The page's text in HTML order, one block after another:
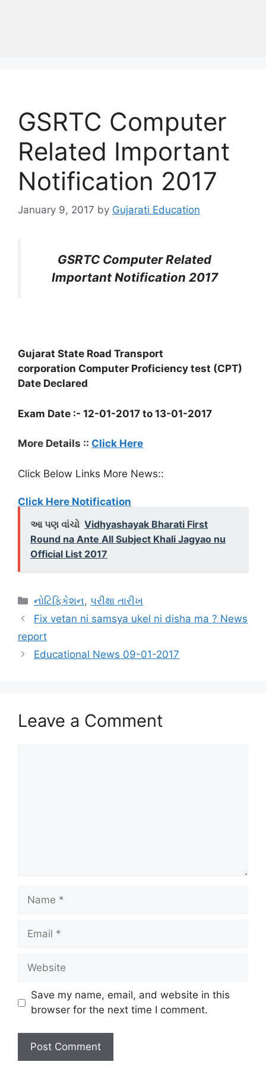
GSRTC Computer
Related Important
Notification 2017
January 9, 2017 by Gujarati Education
GSRTC Computer Related
Important Notification 2017
Gujarat State Road Transport
corporation Computer Proficiency test (CPT)
Date Declared
Exam Date :- 12-01-2017 to 13-01-2017
More Details :: Click Here
Click Below Links More News::
Click Here Notification
આ પણ વાંચો Vidhyashayak Bharati First
Round na Ante All Subject Khali Jagyao nu
Official List 2017
Categories
નોટિફિકેશન,પરીક્ષા તારીખ
Fix vetan ni samsya ukel ni disha ma ? News
report
Educational News 09-01-2017
Leave a Comment
Name
Email
Website
Save my name, email, and website in this
browser for the next time I comment.